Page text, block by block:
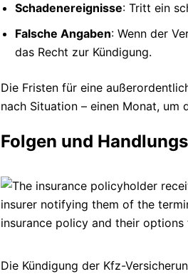
Schadenereignisse: Tritt ein
Falsche Angaben: Wenn der
das Recht zur Kündigung.
Die Fristen für eine
nach Situation – einen Monat, um
Folgen und
Die Kündigung der Kfz-